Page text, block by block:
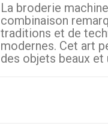
La broderie
combinaison
traditions et de
modernes. Cet art
des objets beaux et